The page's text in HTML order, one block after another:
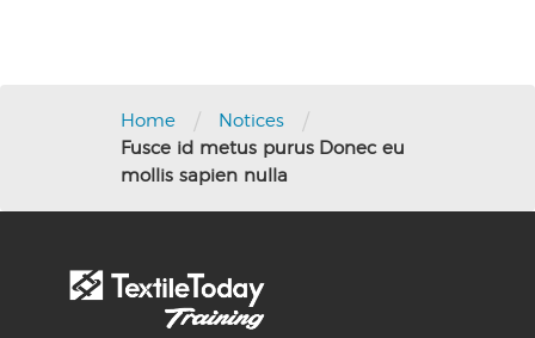
Home / Notices /
Fusce id metus purus Donec eu
mollis sapien nulla